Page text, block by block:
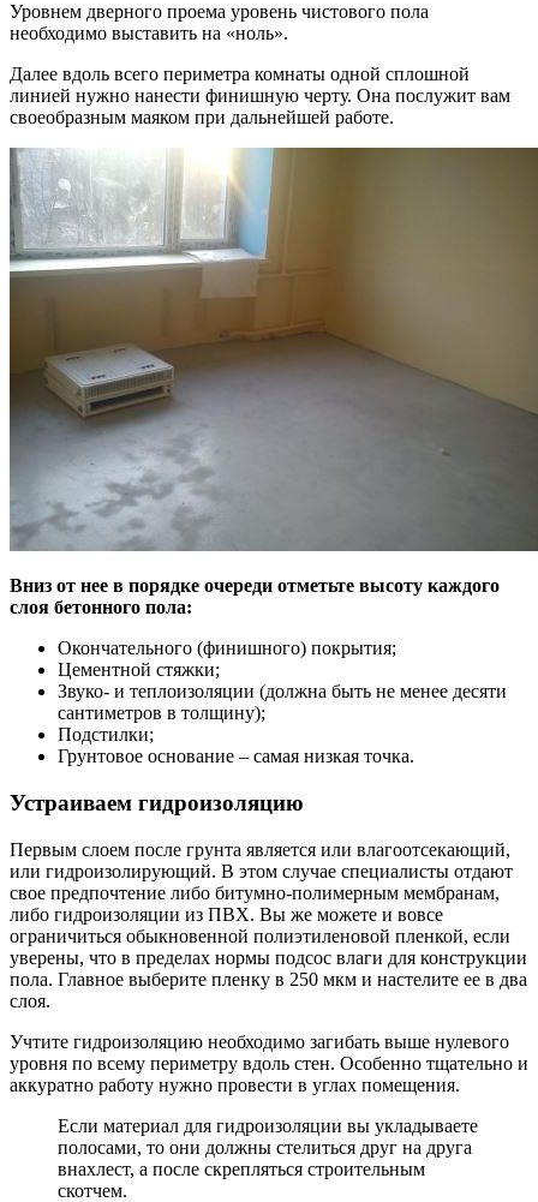
Уровнем дверного проема уровень чистового пола
необходимо выставить на «ноль».
Далее вдоль всего периметра комнаты одной сплошной
линией нужно нанести финишную черту. Она послужит вам
своеобразным маяком при дальнейшей работе.
Вниз от нее в порядке очереди отметьте высоту каждого
слоя бетонного пола:
Окончательного (финишного) покрытия;
Цементной стяжки;
Звуко- и теплоизоляции (должна быть не менее десяти
сантиметров в толщину);
Подстилки;
Грунтовое основание – самая низкая точка.
Устраиваем гидроизоляцию
Первым слоем после грунта является или влагоотсекающий,
или гидроизолирующий. В этом случае специалисты отдают
свое предпочтение либо битумно-полимерным мембранам,
либо гидроизоляции из ПВХ. Вы же можете и вовсе
ограничиться обыкновенной полиэтиленовой пленкой, если
уверены, что в пределах нормы подсос влаги для конструкции
пола. Главное выберите пленку в 250 мкм и настелите ее в два
слоя.
Учтите гидроизоляцию необходимо загибать выше нулевого
уровня по всему периметру вдоль стен. Особенно тщательно и
аккуратно работу нужно провести в углах помещения.
Если материал для гидроизоляции вы укладываете
полосами, то они должны стелиться друг на друга
внахлест, а после скрепляться строительным
скотчем.